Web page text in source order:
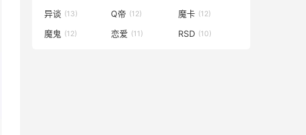
异谈 (13) Q帝 (12) 魔卡 (12)
魔鬼 (12) 恋爱 (11) RSD (10)